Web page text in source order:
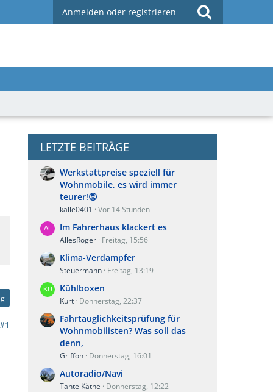
Anmelden oder registrieren
#1
LETZTE BEITRÄGE
Werkstattpreise speziell für
Wohnmobile, es wird immer
teurer!😡
kalle0401 Vor 14 Stunden
Im Fahrerhaus klackert es
AllesRoger Freitag, 15:56
Klima-Verdampfer
Steuermann Freitag, 13:19
Kühlboxen
Kurt Donnerstag, 22:37
Fahrtauglichkeitsprüfung für
Wohnmobilisten? Was soll das
denn,
Griffon Donnerstag, 16:01
Autoradio/Navi
Tante Käthe Donnerstag, 12:22